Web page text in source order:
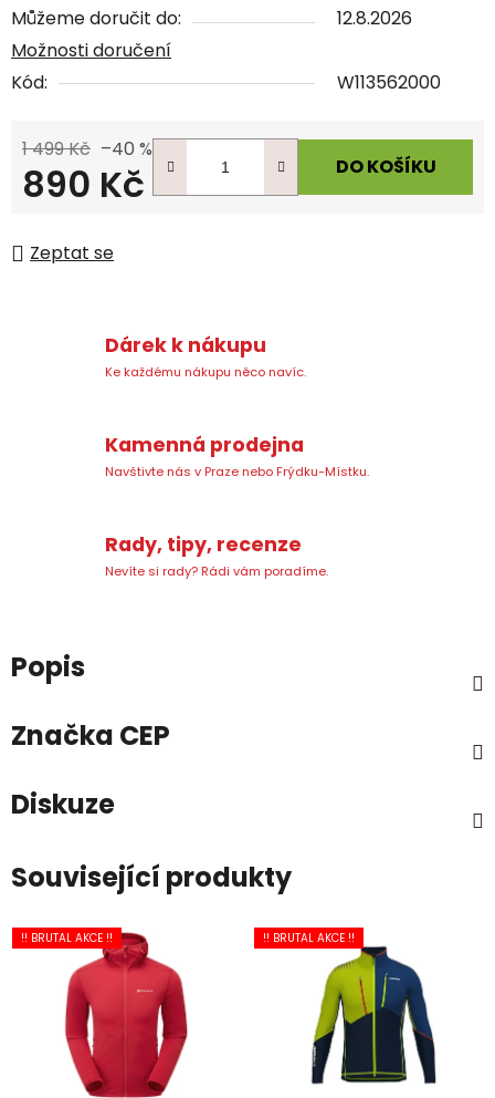
Můžeme doručit do:
12.8.2026
Možnosti doručení
Kód:
W113562000
1 499 Kč –40 %
890 Kč DO KOŠÍKU
Zeptat se
Dárek k nákupu
Ke každému nákupu něco navíc.
Kamenná prodejna
Navštivte nás v Praze nebo Frýdku-Místku.
Rady, tipy, recenze
Nevíte si rady? Rádi vám poradíme.
Popis
Značka CEP
Diskuze
Související produkty
!! BRUTAL AKCE !! !! BRUTAL AKCE !!